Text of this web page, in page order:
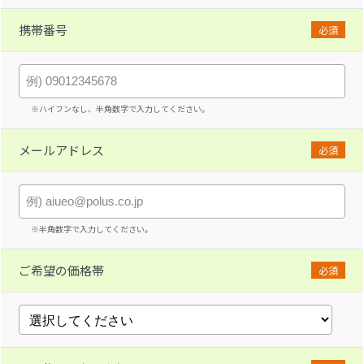
携帯番号 必須
※ハイフンなし、半角数字で入力してください。
メールアドレス 必須
※半角数字で入力してください。
ご希望の価格帯 必須